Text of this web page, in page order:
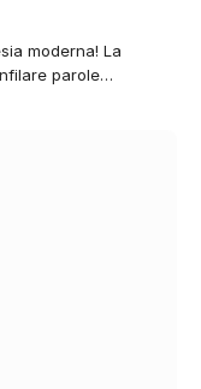
moderna! La
parole…